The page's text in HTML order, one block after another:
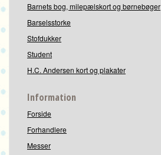
Barnets bog, milepælskort og børnebøger
Barselsstorke
Stofdukker
Student
H.C. Andersen kort og plakater
Information
Forside
Forhandlere
Messer